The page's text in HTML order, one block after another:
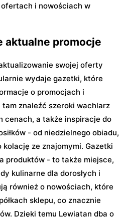
i nowościach w
aktualne promocje
swojej oferty
wydaje gazetki, które
o promocjach i
znaleźć szeroki wachlarz
cenach, a także inspiracje do
- od niedzielnego obiadu,
ze znajomymi. Gazetki
produktów - to także miejsce,
kulinarne dla dorosłych i
również o nowościach, które
sklepu, co znacznie
Dzięki temu Lewiatan dba o